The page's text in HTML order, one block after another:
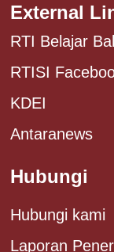
External
RTI Belajar
RTISI
KDEI
Antaranews
Hubungi
Hubungi kami
Laporan